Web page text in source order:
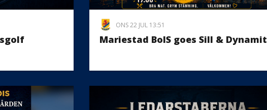
ONS 22 JUL 13:51
Mariestad BoIS goes Sill & Dynamit